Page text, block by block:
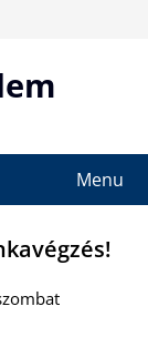
Menu